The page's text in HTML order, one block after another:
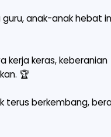
anak-anak hebat
kerja keras, keberanian
🏆
terus berkembang,